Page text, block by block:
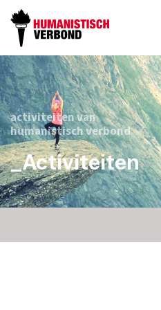
activiteiten van
humanistisch verbond
_Activiteiten